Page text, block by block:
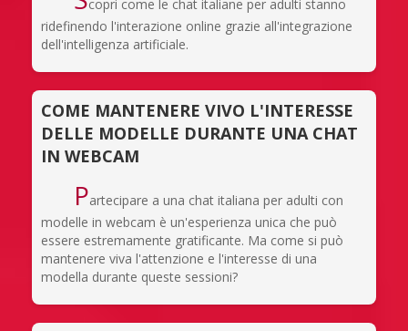
copri come le chat italiane per adulti stanno
ridefinendo l'interazione online grazie all'integrazione
dell'intelligenza artificiale.
COME MANTENERE VIVO L'INTERESSE
DELLE MODELLE DURANTE UNA CHAT
IN WEBCAM
Partecipare a una chat italiana per adulti con
modelle in webcam è un'esperienza unica che può
essere estremamente gratificante. Ma come si può
mantenere viva l'attenzione e l'interesse di una
modella durante queste sessioni?